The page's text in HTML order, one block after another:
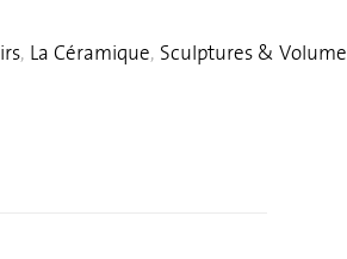
, La Céramique, Sculptures & Volume